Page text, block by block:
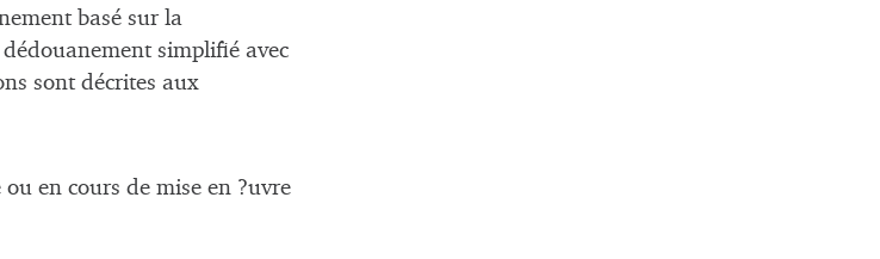
basé sur la
simplifié avec
sont décrites aux
en cours de mise en ?uvre